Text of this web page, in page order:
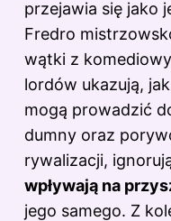
przejawia się jako
Fredro
wątki z
lordów ukazują,
mogą prowadzić
dumny oraz
rywalizacji,
wpływają na
jego samego. Z